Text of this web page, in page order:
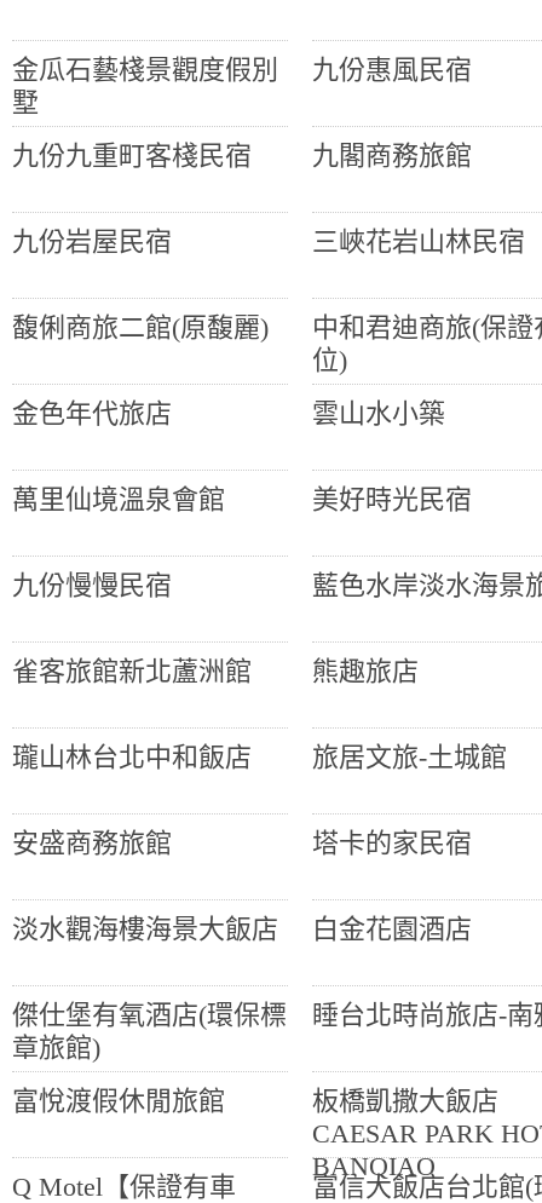
金瓜石藝棧景觀度假別
墅
九份惠風民宿
九份九重町客棧民宿 九閣商務旅館
九份岩屋民宿 三峽花岩山林民宿
馥俐商旅二館(原馥麗)
中和君迪商旅(保證
位)
金色年代旅店
雲山水小築
萬里仙境溫泉會館 美好時光民宿
九份慢慢民宿 藍色水岸淡水海景
雀客旅館新北蘆洲館 熊趣旅店
瓏山林台北中和飯店 旅居文旅-土城館
安盛商務旅館 塔卡的家民宿
淡水觀海樓海景大飯店 白金花園酒店
傑仕堡有氧酒店(環保標
章旅館)
睡台北時尚旅店-南
富悅渡假休閒旅館
板橋凱撒大飯店
CAESAR PARK
BANQIAO
Q Motel【保證有車
富信大飯店台北館(